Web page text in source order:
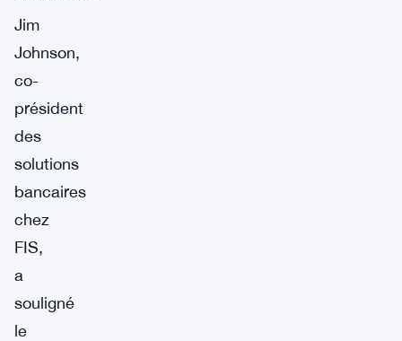
Jim
Johnson,
co-
président
des
solutions
bancaires
chez
FIS,
a
souligné
le